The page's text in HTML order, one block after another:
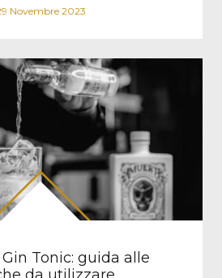
Novembre 2023
Gin Tonic: guida alle